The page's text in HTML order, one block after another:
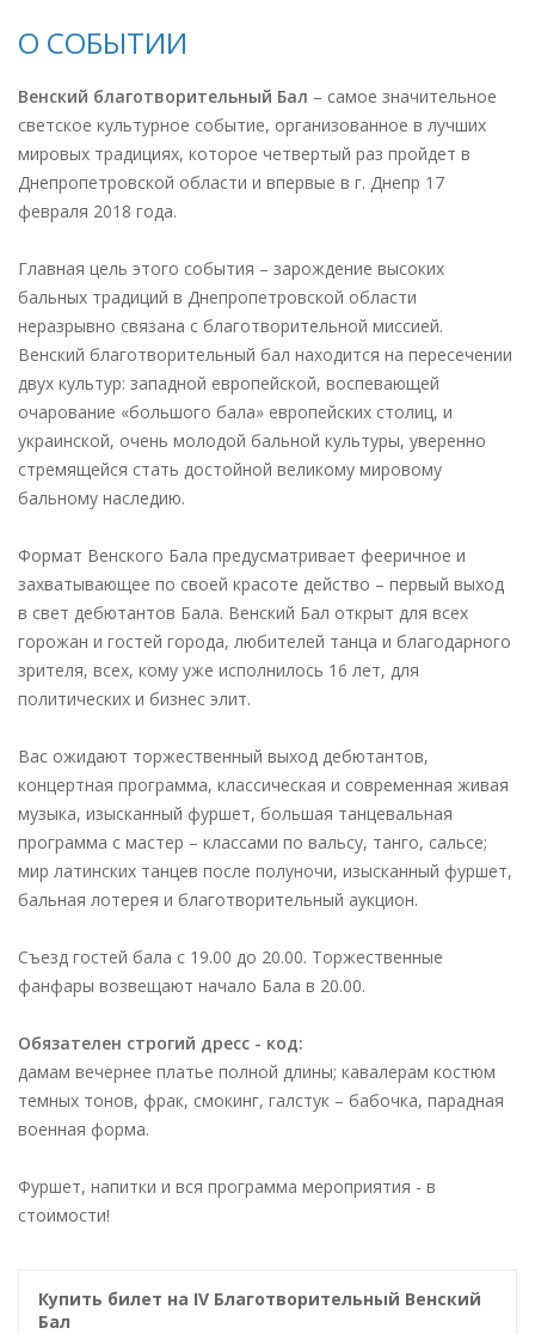
О СОБЫТИИ
Венский благотворительный Бал – самое значительное
светское культурное событие, организованное в лучших
мировых традициях, которое четвертый раз пройдет в
Днепропетровской области и впервые в г. Днепр 17
февраля 2018 года.
Главная цель этого события – зарождение высоких
бальных традиций в Днепропетровской области
неразрывно связана с благотворительной миссией.
Венский благотворительный бал находится на пересечении
двух культур: западной европейской, воспевающей
очарование «большого бала» европейских столиц, и
украинской, очень молодой бальной культуры, уверенно
стремящейся стать достойной великому мировому
бальному наследию.
Формат Венского Бала предусматривает фееричное и
захватывающее по своей красоте действо – первый выход
в свет дебютантов Бала. Венский Бал открыт для всех
горожан и гостей города, любителей танца и благодарного
зрителя, всех, кому уже исполнилось 16 лет, для
политических и бизнес элит.
Вас ожидают торжественный выход дебютантов,
концертная программа, классическая и современная живая
музыка, изысканный фуршет, большая танцевальная
программа с мастер – классами по вальсу, танго, сальсе;
мир латинских танцев после полуночи, изысканный фуршет,
бальная лотерея и благотворительный аукцион.
Съезд гостей бала с 19.00 до 20.00. Торжественные
фанфары возвещают начало Бала в 20.00.
Обязателен строгий дресс - код:
дамам вечернее платье полной длины; кавалерам костюм
темных тонов, фрак, смокинг, галстук – бабочка, парадная
военная форма.
Фуршет, напитки и вся программа мероприятия - в
стоимости!
Купить билет на IV Благотворительный Венский
Бал